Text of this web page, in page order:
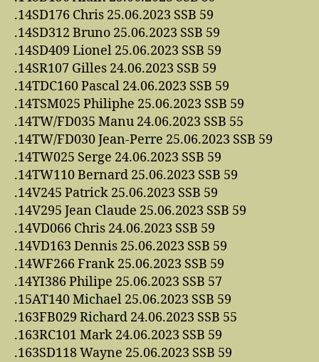
.14SD176 Chris 25.06.2023 SSB 59
.14SD312 Bruno 25.06.2023 SSB 59
.14SD409 Lionel 25.06.2023 SSB 59
.14SR107 Gilles 24.06.2023 SSB 59
.14TDC160 Pascal 24.06.2023 SSB 59
.14TSM025 Philiphe 25.06.2023 SSB 59
.14TW/FD035 Manu 24.06.2023 SSB 55
.14TW/FD030 Jean-Perre 25.06.2023 SSB 59
.14TW025 Serge 24.06.2023 SSB 59
.14TW110 Bernard 25.06.2023 SSB 59
.14V245 Patrick 25.06.2023 SSB 59
.14V295 Jean Claude 25.06.2023 SSB 59
.14VD066 Chris 24.06.2023 SSB 59
.14VD163 Dennis 25.06.2023 SSB 59
.14WF266 Frank 25.06.2023 SSB 59
.14YI386 Philipe 25.06.2023 SSB 57
.15AT140 Michael 25.06.2023 SSB 59
.163FB029 Richard 24.06.2023 SSB 55
.163RC101 Mark 24.06.2023 SSB 59
.163SD118 Wayne 25.06.2023 SSB 59